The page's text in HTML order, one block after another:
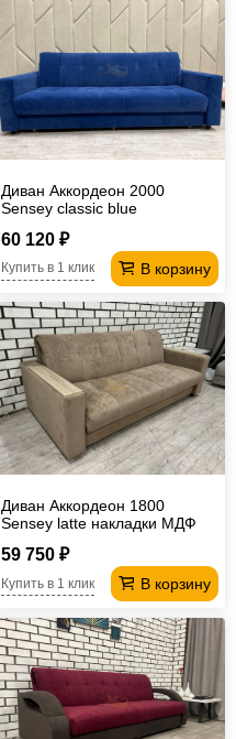
Диван Аккордеон 2000
Sensey classic blue
60 120 ₽
В корзину
Купить в 1 клик
Диван Аккордеон 1800
Sensey latte накладки МДФ
59 750 ₽
В корзину
Купить в 1 клик